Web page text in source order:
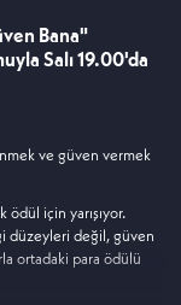
Bana"
Salı 19.00'da
ve güven vermek
ödül için yarışıyor.
düzeyleri değil, güven
ortadaki para ödülü